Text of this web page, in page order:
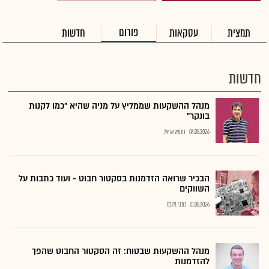
תמצית עסקאות פורום חדשות
חדשות
מנהל ההשקעות שממליץ על מניה שהיא "כמו לקנות
בונקר"
04.08.2026 נתנאל אריאל
הבכיר שרואה הזדמנות בסקטור חבוט - ועוד כתבות על
השווקים
01.08.2026 כתבי גלובס
מנהל ההשקעות שבטוח: זה הסקטור החבוט שהפך
להזדמנות